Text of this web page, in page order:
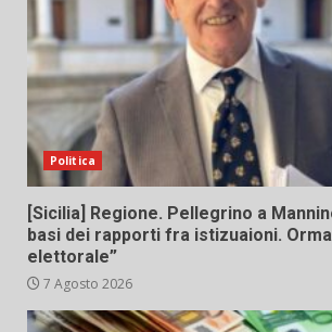
Politica
[Sicilia] Regione. Pellegrino a
basi dei rapporti fra istizuaioni.
elettorale”
7 Agosto 2026